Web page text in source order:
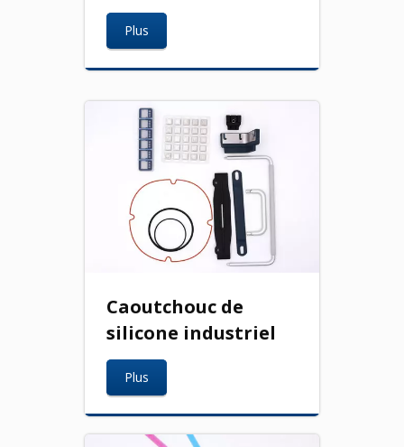
Plus
Caoutchouc de
silicone industriel
Plus